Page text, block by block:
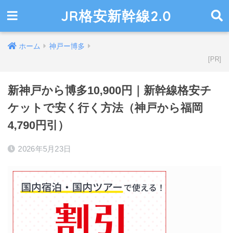
JR格安新幹線2.0
ホーム 神戸ー博多
新神戸から博多10,900円｜新幹線格安チ
ケットで安く行く方法（神戸から福岡
4,790円引）
2026年5月23日